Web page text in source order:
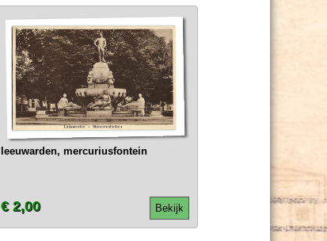
leeuwarden, mercuriusfontein
Bekijk
€ 2,00